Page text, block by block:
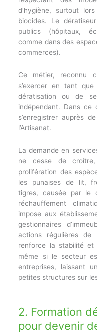
d’hygiène, surtout
biocides. Le
publics (hôpitaux,
comme dans des
commerces).
Ce métier, reconnu
s’exercer en tant
dératisation ou de
indépendant. Dans
s’enregistrer auprès
l’Artisanat.
La demande en
ne cesse de
prolifération des
les punaises de lit,
tigres, causée par le
réchauffement
impose aux
gestionnaires
actions régulières
renforce la stabilité et
même si le secteur
entreprises, laissant
petites structures sur
2. Formation
pour devenir